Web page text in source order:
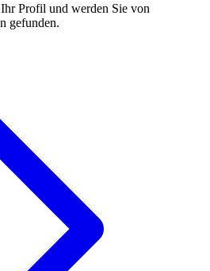
Profil und werden Sie von
gefunden.